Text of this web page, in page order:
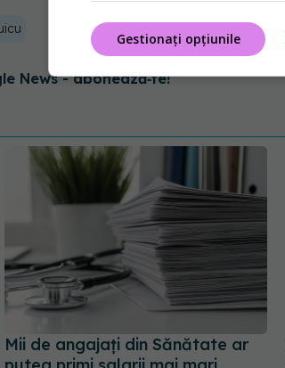
News - abonează‑te!
Mii de angajați din Sănătate ar
Gestionați opțiunile